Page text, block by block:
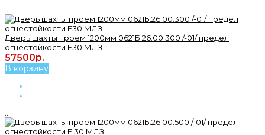
Дверь шахты проем 1200мм 0621Б.26.00.300 /-01/ предел
огнестойкости Е30 МЛЗ
57500р.
В корзину